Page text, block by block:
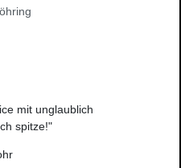
mit unglaublich
spitze!"